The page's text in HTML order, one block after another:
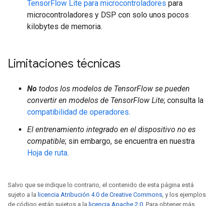
TensorFlow Lite para microcontroladores para
microcontroladores y DSP con solo unos pocos
kilobytes de memoria.
Limitaciones técnicas
No todos los modelos de TensorFlow se pueden
convertir en modelos de TensorFlow Lite; consulta la
compatibilidad de operadores.
El entrenamiento integrado en el dispositivo no es
compatible; sin embargo, se encuentra en nuestra
Hoja de ruta.
Salvo que se indique lo contrario, el contenido de esta página está
sujeto a la licencia Atribución 4.0 de Creative Commons, y los ejemplos
de código están sujetos a la licencia Apache 2.0. Para obtener más